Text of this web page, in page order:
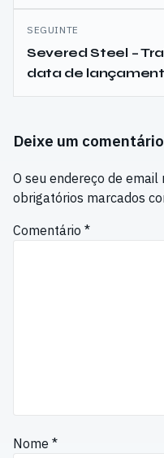
artigos
SEGUINTE
Severed Steel –
data de
Deixe um comentário
O seu endereço de
obrigatórios marcados
Comentário *
Nome *